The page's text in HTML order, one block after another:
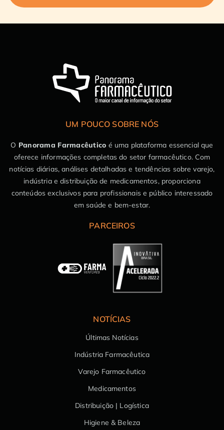
UM POUCO SOBRE NÓS
O Panorama Farmacêutico é uma plataforma essencial que
oferece informações completas do setor farmacêutico. Com
notícias diárias, análises detalhadas e tendências sobre varejo,
indústria e distribuição de medicamentos, proporciona
conteúdos exclusivos para profissionais e público interessado
em saúde e bem-estar.
PARCEIROS
NOTÍCIAS
Últimas Notícias
Indústria Farmacêutica
Varejo Farmacêutico
Medicamentos
Distribuição | Logística
Higiene & Beleza